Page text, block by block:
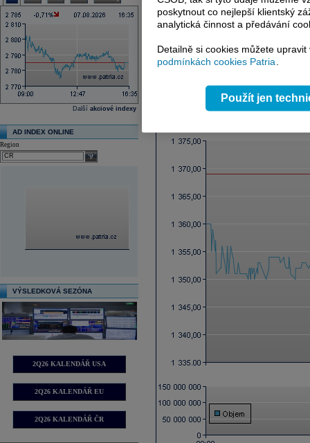
Další akciové indexy
AD INDEX ONLINE
Region
select
VÝSLEDKOVÁ SEZÓNA
2Q26 KALENDÁŘ USA
2Q26 KALENDÁŘ EU
2Q26 KALENDÁŘ ČR
Ex-dividenda den
Průměrná cílová cena
Reklama
poskytnout co nejlepší klientský
analytická činnost a předávání
Detailně si cookies můžete
podmínkách cookies Patria.
Použít jen